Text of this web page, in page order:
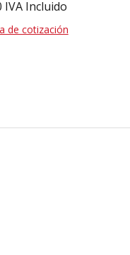
IVA Incluido
de cotización